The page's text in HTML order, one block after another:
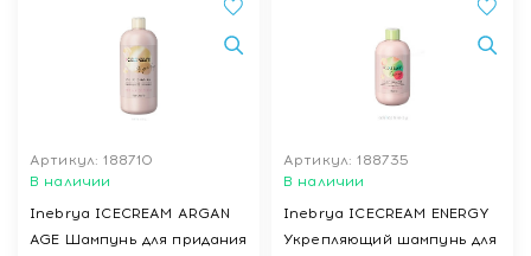
Артикул: 188710
В наличии
Inebrya ICECREAM ARGAN
AGE Шампунь для придания
Артикул: 188735
В наличии
Inebrya ICECREAM ENERGY
Укрепляющий шампунь для